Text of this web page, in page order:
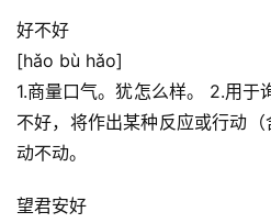
好
句
经
典
歌
词
好不好
[hǎo bù hǎo]
1.商量口气。犹怎么样。 2.用
不好，将作出某种反应或行动（
动不动。
望君安好